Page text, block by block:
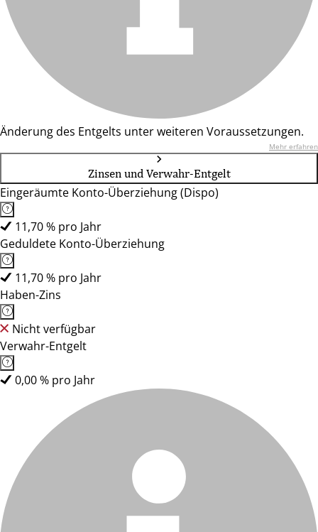
Änderung des Entgelts unter weiteren Voraussetzungen.
Mehr erfahren
Zinsen und Verwahr-Entgelt
Eingeräumte Konto-Überziehung (Dispo)
11,70 % pro Jahr
Geduldete Konto-Überziehung
11,70 % pro Jahr
Haben-Zins
Nicht verfügbar
Verwahr-Entgelt
0,00 % pro Jahr